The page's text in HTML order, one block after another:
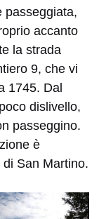
passeggiata,
accanto
la strada
9, che vi
1745. Dal
dislivello,
passeggino.
è
San Martino.